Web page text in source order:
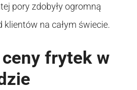
pory zdobyły ogromną
na całym świecie.
frytek w